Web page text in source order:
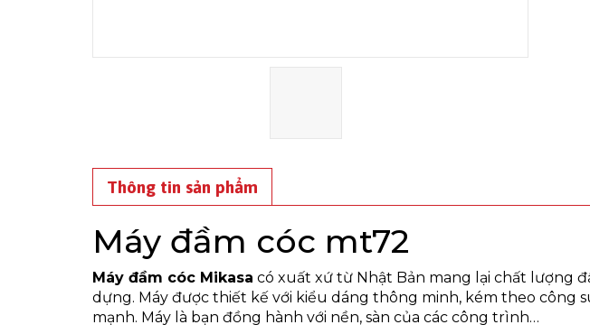
Thông tin sản phẩm
Máy đầm cóc mt72
Máy đầm cóc Mikasa có xuất xứ từ Nhật Bản mang lại chất lượng
dựng. Máy được thiết kế với kiểu dáng thông minh, kém theo công
mạnh. Máy là bạn đồng hành với nền, sàn của các công trình…